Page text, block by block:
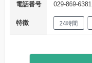
電話番号
029-869-6381
特徴 24時間